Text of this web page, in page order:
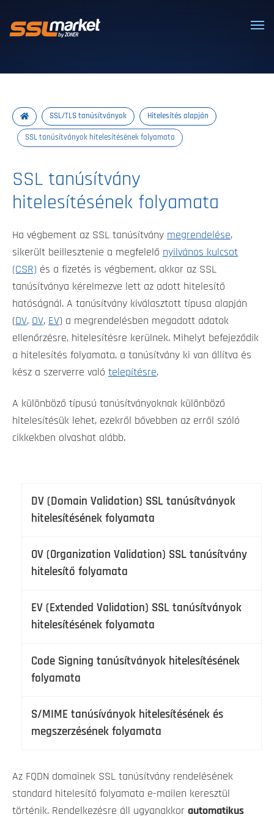
Megbízható SSL/TLS tanúsítványok
SSL/TLS tanúsítványok Hitelesítés alapján
SSL tanúsítványok hitelesítésének folyamata
SSL tanúsítvány
hitelesítésének folyamata
Ha végbement az SSL tanúsítvány megrendelése,
sikerült beillesztenie a megfelelő nyilvános kulcsot
(CSR) és a fizetés is végbement, akkor az SSL
tanúsítványa kérelmezve lett az adott hitelesítő
hatóságnál. A tanúsítvány kiválasztott típusa alapján
(DV, OV, EV) a megrendelésben megadott adatok
ellenőrzésre, hitelesítésre kerülnek. Mihelyt befejeződik
a hitelesítés folyamata, a tanúsítvány ki van állítva és
kész a szerverre való telepítésre.
A különböző típusú tanúsítványoknak különböző
hitelesítésük lehet, ezekről bővebben az erről szóló
cikkekben olvashat alább.
DV (Domain Validation) SSL tanúsítványok
hitelesítésének folyamata
OV (Organization Validation) SSL tanúsítvány
hitelesítő folyamata
EV (Extended Validation) SSL tanúsítványok
hitelesítésének folyamata
Code Signing tanúsítványok hitelesítésének
folyamata
S/MIME tanúsíványok hitelesítésének és
megszerzésének folyamata
Az FQDN domainek SSL tanúsítvány rendelésének
standard hitelesítő folyamata e-mailen keresztül
történik. Rendelkezésre áll ugyanakkor automatikus